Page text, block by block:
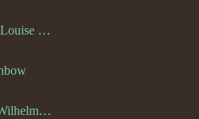
DT Caroline Sophie Louise Schreuder born Schwulst (13-05-1866)
DE Jacob Friedrich Wilhelm Hurth